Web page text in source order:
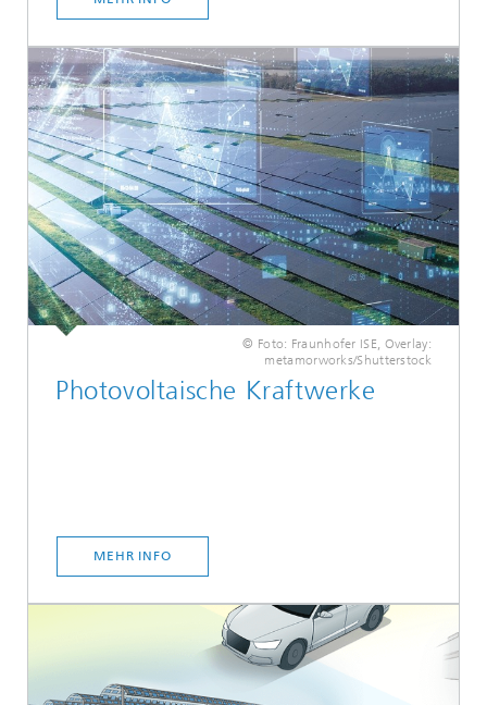
© Foto: Fraunhofer ISE, Overlay:
metamorworks/Shutterstock
Photovoltaische Kraftwerke
MEHR INFO